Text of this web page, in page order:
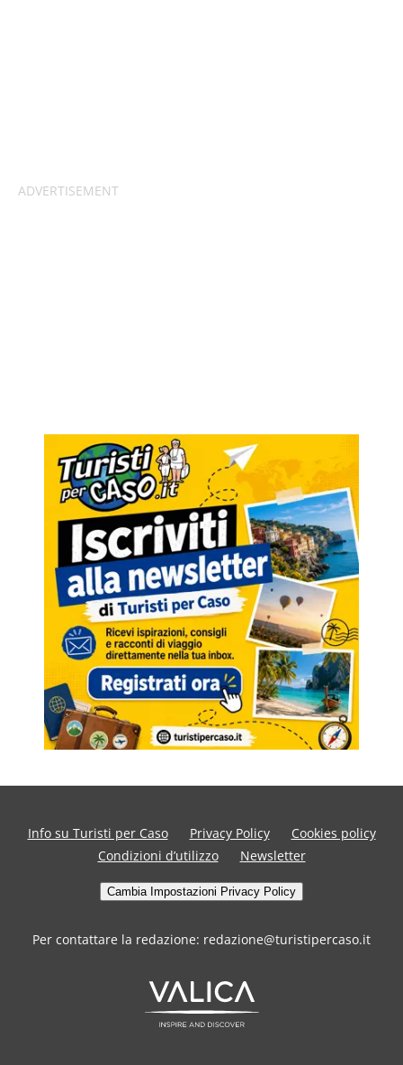
Info su Turisti per Caso Privacy Policy
Cookies policy
Condizioni d’utilizzo
Newsletter
Cambia Impostazioni Privacy Policy
Per contattare la redazione: redazione@turistipercaso.it